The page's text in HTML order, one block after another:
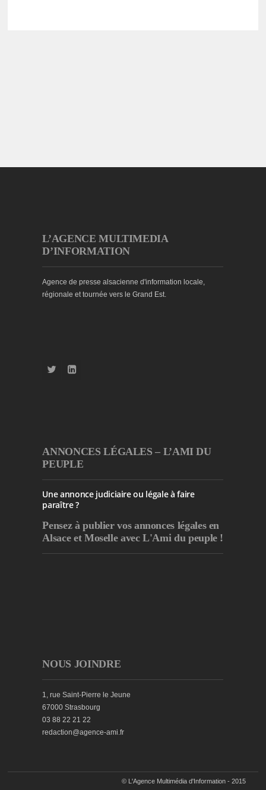
L’AGENCE MULTIMEDIA
D’INFORMATION
Agence de presse alsacienne d'information locale,
régionale et tournée vers le Grand Est.
ANNONCES LÉGALES – L’AMI DU
PEUPLE
Une annonce judiciaire ou légale à faire
paraître ?
Pensez à publiervos annonces légales en
Alsace et Moselle avec L'Ami du peuple !
NOUS JOINDRE
1, rue Saint-Pierre le Jeune
67000 Strasbourg
03 88 22 21 22
redaction@agence-ami.fr
© L'Agence Multimédia d'Information - 2015